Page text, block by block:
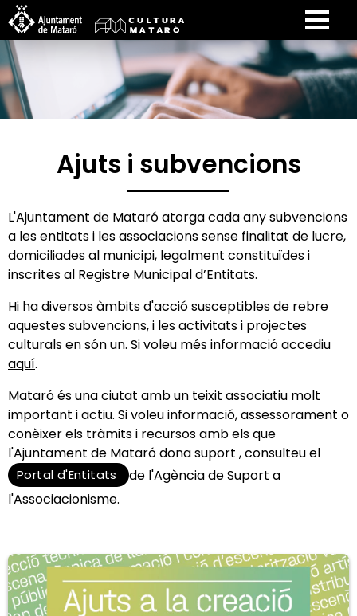
Ajuts i subvencions
L'Ajuntament de Mataró atorga cada any subvencions
a les entitats i les associacions sense finalitat de lucre,
domiciliades al municipi, legalment constituïdes i
inscrites al Registre Municipal d’Entitats.
Hi ha diversos àmbits d'acció susceptibles de rebre
aquestes subvencions, i les activitats i projectes
culturals en són un. Si voleu més informació accediu
aquí.
Mataró és una ciutat amb un teixit associatiu molt
important i actiu. Si voleu informació, assessorament o
conèixer els tràmits i recursos amb els que
l'Ajuntament de Mataró dona suport , consulteu el
Portal d'Entitats
de l'Agència de Suport a
l'Associacionisme.